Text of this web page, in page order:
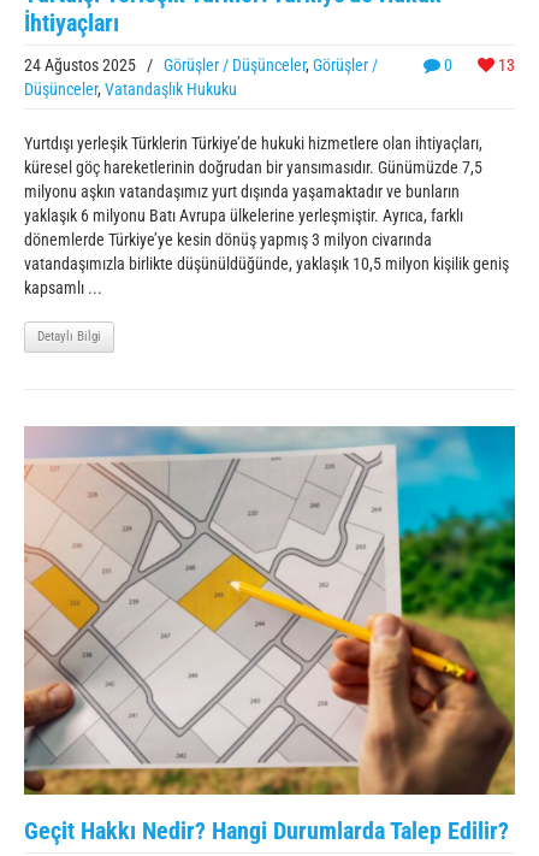
İhtiyaçları
0 13
24 Ağustos 2025 / Görüşler / Düşünceler, Görüşler /
Düşünceler, Vatandaşlık Hukuku
Yurtdışı yerleşik Türklerin Türkiye’de hukuki hizmetlere olan ihtiyaçları,
küresel göç hareketlerinin doğrudan bir yansımasıdır. Günümüzde 7,5
milyonu aşkın vatandaşımız yurt dışında yaşamaktadır ve bunların
yaklaşık 6 milyonu Batı Avrupa ülkelerine yerleşmiştir. Ayrıca, farklı
dönemlerde Türkiye’ye kesin dönüş yapmış 3 milyon civarında
vatandaşımızla birlikte düşünüldüğünde, yaklaşık 10,5 milyon kişilik geniş
kapsamlı ...
Detaylı Bilgi
Geçit Hakkı Nedir? Hangi Durumlarda Talep Edilir?